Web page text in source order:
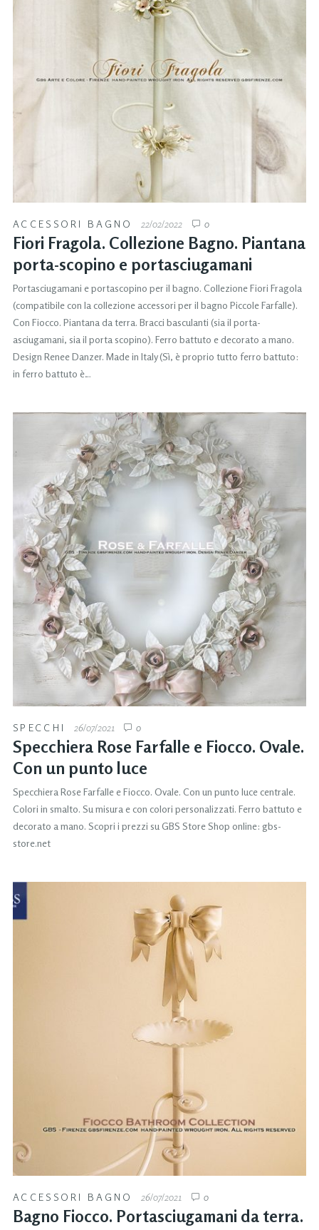
ACCESSORI BAGNO 22/02/2022 0
Fiori Fragola. Collezione Bagno. Piantana
porta-scopino e portasciugamani
Portasciugamani e portascopino per il bagno. Collezione Fiori Fragola
(compatibile con la collezione accessori per il bagno Piccole Farfalle).
Con Fiocco. Piantana da terra. Bracci basculanti (sia il porta-
asciugamani, sia il porta scopino). Ferro battuto e decorato a mano.
Design Renee Danzer. Made in Italy (Sì, è proprio tutto ferro battuto:
in ferro battuto è…
SPECCHI 26/07/2021 0
Specchiera Rose Farfalle e Fiocco. Ovale.
Con un punto luce
Specchiera Rose Farfalle e Fiocco. Ovale. Con un punto luce centrale.
Colori in smalto. Su misura e con colori personalizzati. Ferro battuto e
decorato a mano. Scopri i prezzi su GBS Store Shop online: gbs-
store.net
ACCESSORI BAGNO 26/07/2021 0
Bagno Fiocco. Portasciugamani da terra.